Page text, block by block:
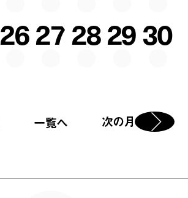
2627282930
一覧へ 次の月